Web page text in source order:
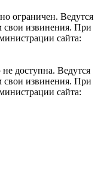
ограничен. Ведутся
свои извинения. При
сайта:
доступна. Ведутся
свои извинения. При
сайта: